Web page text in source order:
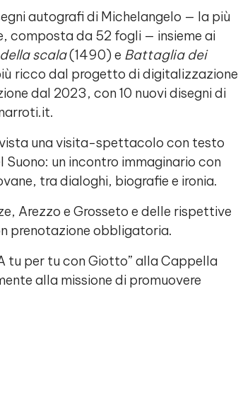
autografi di Michelangelo — la più
composta da 52 fogli — insieme ai
scala(1490) e Battaglia dei
ricco dal progetto di digitalizzazione
dal 2023, con 10 nuovi disegni di
una visita-spettacolo con testo
un incontro immaginario con
tra dialoghi, biografie e ironia.
Arezzo e Grosseto e delle rispettive
prenotazione obbligatoria.
tu per tu con Giotto” alla Cappella
alla missione di promuovere